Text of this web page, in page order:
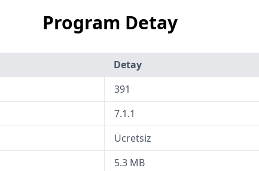
Program Detay
Detay
391
7.1.1
Ücretsiz
5.3 MB